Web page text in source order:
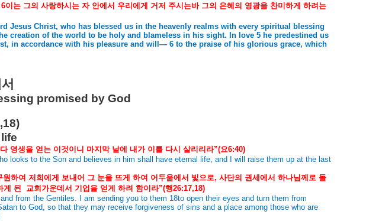
6이는 그의 사랑하시는 자 안에서 우리에게 거저 주시는바 그의 은혜의 영광을 찬미하게 하려는
Jesus Christ, who has blessed us in the heavenly realms with every spiritual blessing
creation of the world to be holy and blameless in his sight. In love 5 he predestined us
in accordance with his pleasure and will— 6 to the praise of his glorious grace, which
promised by God
영생을 얻는 이것이니 마지막 날에 내가 이를 다시 살리리라”(요6:40)
looks to the Son and believes in him shall have eternal life, and I will raise them up at the last
원하여 저희에게 보내어 그 눈을 뜨게 하여 어두움에서 빛으로, 사단의 권세에서 하나님께로 돌
게 된 교회가운데서 기업을 얻게 하려 함이라”(행26:17,18)
from the Gentiles. I am sending you to them 18to open their eyes and turn them from
to God, so that they may receive forgiveness of sins and a place among those who are